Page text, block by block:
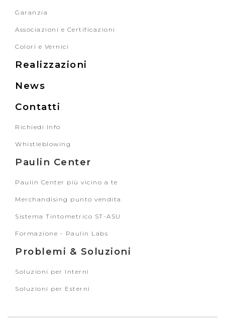
Garanzia
Associazioni e Certificazioni
Colori e Vernici
Realizzazioni
News
Contatti
Richiedi Info
Whistleblowing
Paulin Center
Paulin Center più vicino a te
Merchandising punto vendita
Sistema Tintometrico ST-ASU
Formazione - Paulin Labs
Problemi & Soluzioni
Soluzioni per Interni
Soluzioni per Esterni